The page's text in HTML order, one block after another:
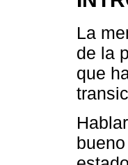
La
de la
que